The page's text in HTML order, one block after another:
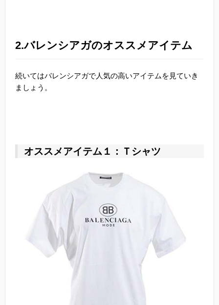
2.バレンシアガのオススメアイテム
続いてはバレンシアガで人気の高いアイテムを見ていき
ましょう。
オススメアイテム１：Ｔシャツ